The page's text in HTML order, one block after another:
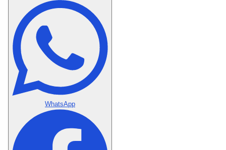
WhatsApp